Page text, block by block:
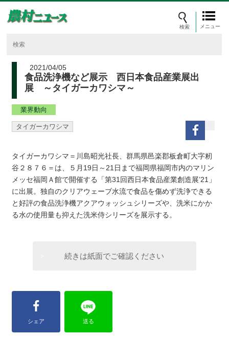
メニュー
2021/04/05
食品洗浄機など展示 西日本食品産業展出
展 ～タイガーカワシマ～
業界動向
タイガーカワシマ
タイガーカワシマ＝川島昭光社長、群馬県邑楽郡板倉町大字籾
谷２８７６＝は、５月19日～21日まで福岡県福岡市内のマリン
メッセ福岡Ａ館で開催する「第31回西日本食品産業創造展’21」
に出展。独自のクリアウェーブ水流で食品を傷めず洗浄できる
と好評の食品洗浄機アクアウォッシュシリーズや、洗米にかか
る水の使用量も抑えた洗米侍シリーズを展示する。
続きは紙面でご確認ください
シェア 送る